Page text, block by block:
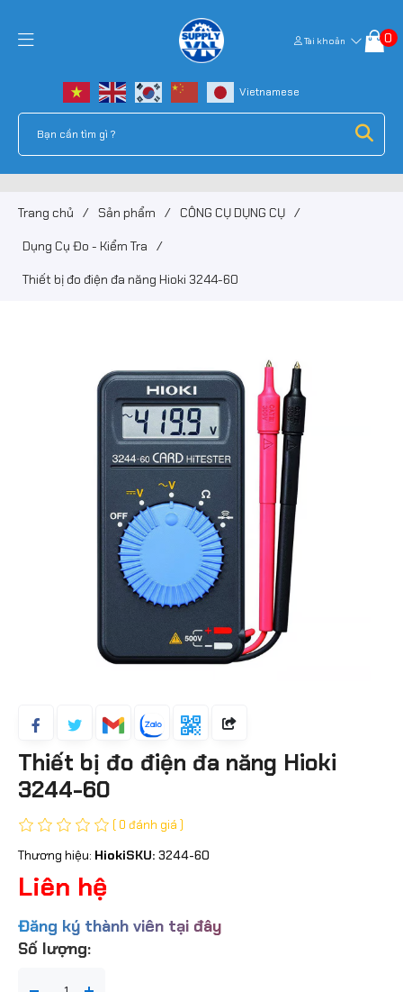
Tài khoản 0
Trang chủ / Sản phẩm / CÔNG CỤ DỤNG CỤ /
Dụng Cụ Đo - Kiểm Tra /
Thiết bị đo điện đa năng Hioki 3244-60
Thiết bị đo điện đa năng Hioki
3244-60
( 0 đánh giá )
Thương hiệu: HiokiSKU: 3244-60
Liên hệ
Đăng ký thành viên tại đây
Số lượng: